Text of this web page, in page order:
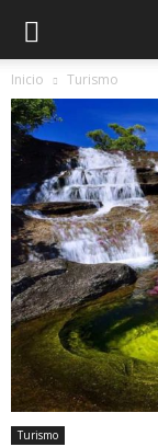
Inicio Turismo
Turismo